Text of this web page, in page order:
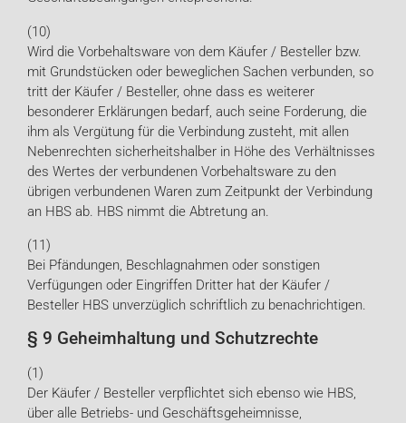
(10)
Wird die Vorbehaltsware von dem Käufer / Besteller bzw.
mit Grundstücken oder beweglichen Sachen verbunden, so
tritt der Käufer / Besteller, ohne dass es weiterer
besonderer Erklärungen bedarf, auch seine Forderung, die
ihm als Vergütung für die Verbindung zusteht, mit allen
Nebenrechten sicherheitshalber in Höhe des Verhältnisses
des Wertes der verbundenen Vorbehaltsware zu den
übrigen verbundenen Waren zum Zeitpunkt der Verbindung
an HBS ab. HBS nimmt die Abtretung an.
(11)
Bei Pfändungen, Beschlagnahmen oder sonstigen
Verfügungen oder Eingriffen Dritter hat der Käufer /
Besteller HBS unverzüglich schriftlich zu benachrichtigen.
§ 9 Geheimhaltung und Schutzrechte
(1)
Der Käufer / Besteller verpflichtet sich ebenso wie HBS,
über alle Betriebs- und Geschäftsgeheimnisse,